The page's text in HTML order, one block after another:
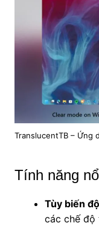
TranslucentTB – Ứng
Tính năng
Tùy biến
các chế độ